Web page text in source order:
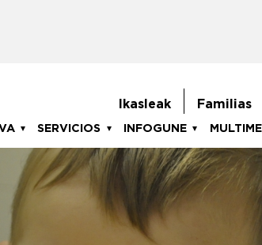
Ikasleak Familias
SERVICIOS INFOGUNE